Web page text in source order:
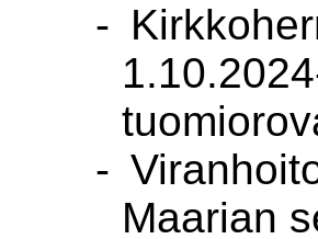
-
-
Maarian